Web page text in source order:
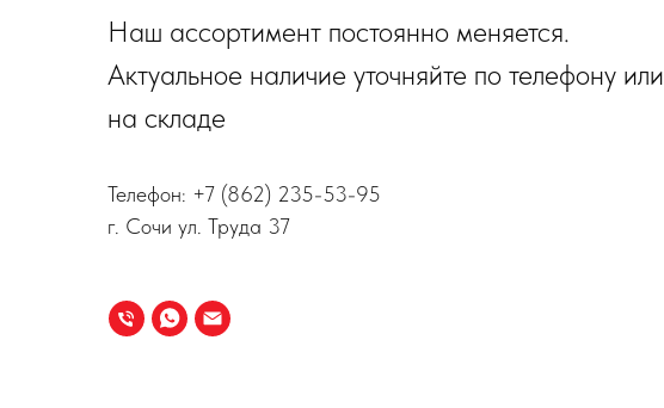
Наш ассортимент постоянно меняется.
Актуальное наличие уточняйте по телефону или
на складе
Телефон: +7 (862) 235-53-95
г. Сочи ул. Труда 37